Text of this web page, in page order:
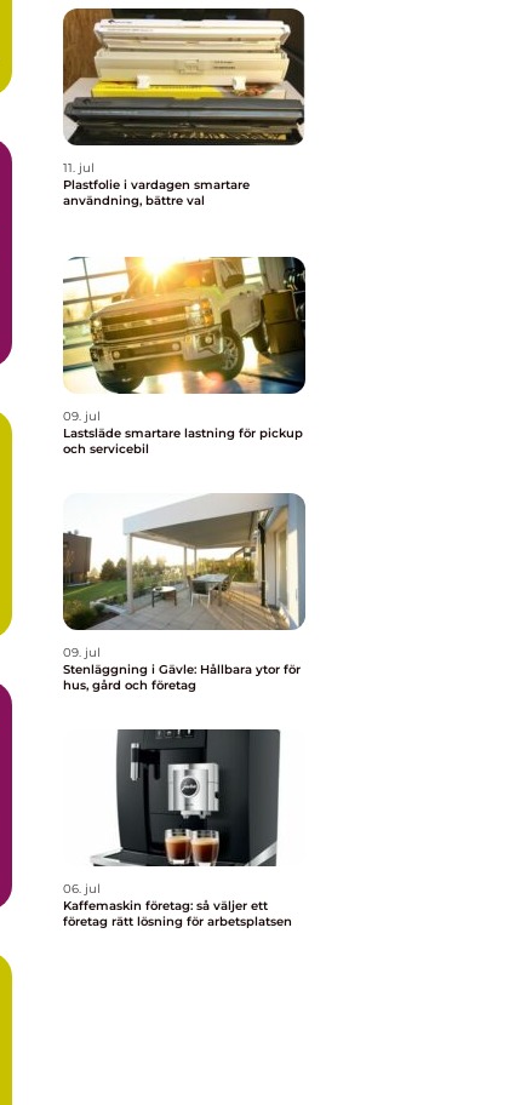
11. jul
Plastfolie i vardagen smartare
användning, bättre val
09. jul
Lastsläde smartare lastning för pickup
och servicebil
09. jul
Stenläggning i Gävle: Hållbara ytor för
hus, gård och företag
06. jul
Kaffemaskin företag: så väljer ett
företag rätt lösning för arbetsplatsen